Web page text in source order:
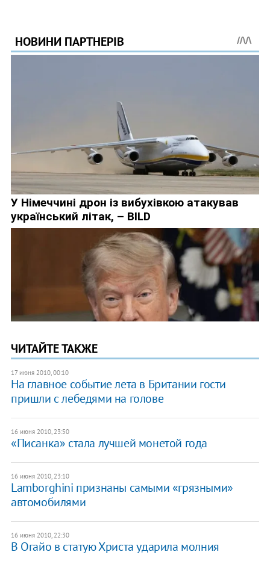
ЧИТАЙТЕ ТАКЖЕ
17 июня 2010, 00:10
На главное событие лета в Британии гости
пришли с лебедями на голове
16 июня 2010, 23:50
«Писанка» стала лучшей монетой года
16 июня 2010, 23:10
Lamborghini признаны самыми «грязными»
автомобилями
16 июня 2010, 22:30
В Огайо в статую Христа ударила молния